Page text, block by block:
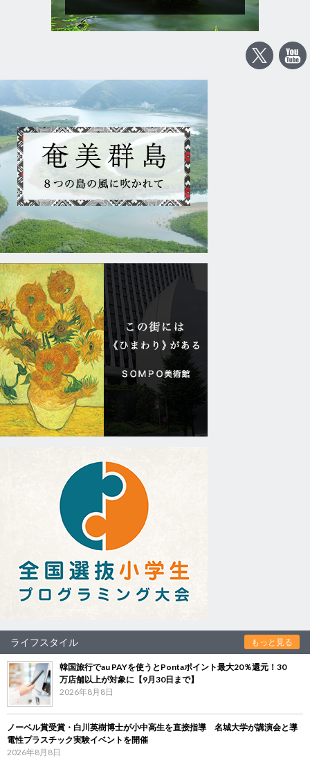
ライフスタイル もっと見る
韓国旅行でau PAYを使うとPontaポイント最大20％還元！30
万店舗以上が対象に【9月30日まで】
2026年8月8日
ノーベル賞受賞・白川英樹博士が小中高生を直接指導 名城大学が講演会と導
電性プラスチック実験イベントを開催
2026年8月8日